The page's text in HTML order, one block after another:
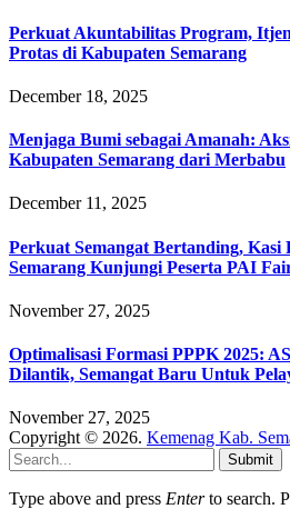
Perkuat Akuntabilitas Program,
Protas di Kabupaten Semarang
December 18, 2025
Menjaga Bumi sebagai Amanah:
Kabupaten Semarang dari Merbabu
December 11, 2025
Perkuat Semangat Bertanding, Kasi
Semarang Kunjungi Peserta PAI
November 27, 2025
Optimalisasi Formasi PPPK 2025:
Dilantik, Semangat Baru Untuk
November 27, 2025
Copyright © 2026. Kemenag Kab.
Submit
Type above and press Enterto search.